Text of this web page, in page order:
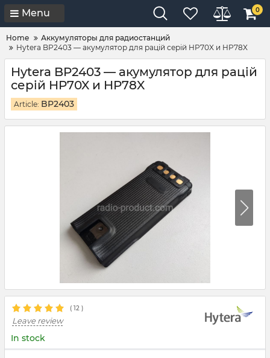
Menu 0
Home
Аккумуляторы для радиостанций
Hytera BP2403 — акумулятор для рацій серій HP70X и HP78X
Hytera BP2403 — акумулятор для рацій
серій HP70X и HP78X
Article: BP2403
( 12 )
Leave review
In stock